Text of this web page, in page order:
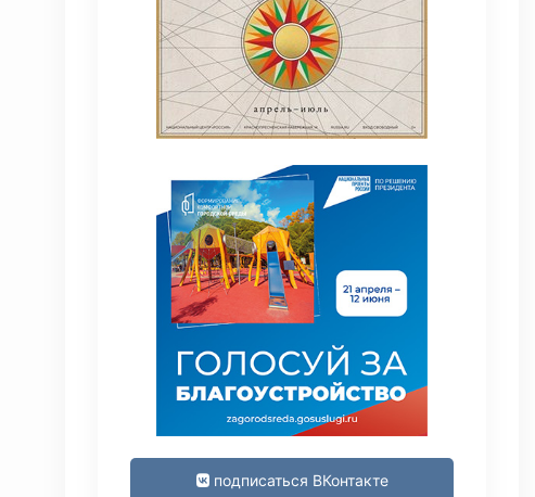
подписаться ВКонтакте